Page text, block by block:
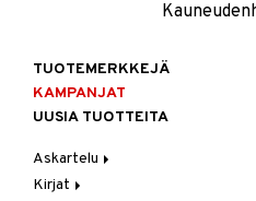
TUOTEMERKKEJÄ
KAMPANJAT
UUSIA TUOTTEITA
Askartelu
Askartelumateriaalit
Kirjat